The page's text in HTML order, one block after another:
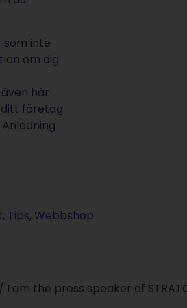
inte
om dig
här
ditt företag
, Tips, Webbshop
I am the press speaker of